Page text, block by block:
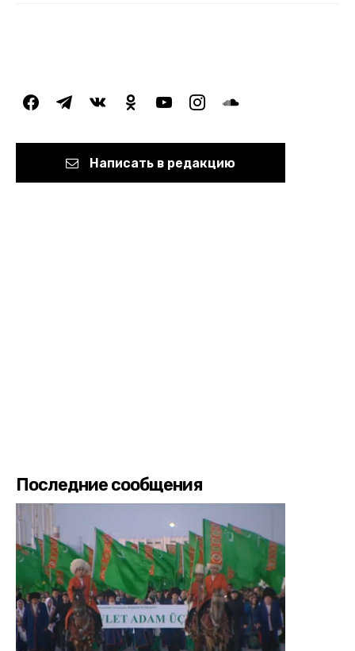
facebooktelegramvkontakteodnoklassniki
youtubeinstagramsoundcloud
Написать в редакцию
Последние сообщения